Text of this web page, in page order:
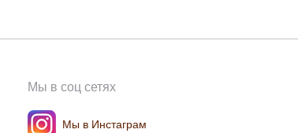
Мы в соц сетях
Мы в Инстаграм